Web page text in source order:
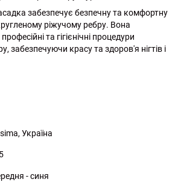
забезпечує безпечну та комфортну
ріжучому ребру. Вона
та гігієнічні процедури
забезпечуючи красу та здоров'я нігтів і
Україна
- синя